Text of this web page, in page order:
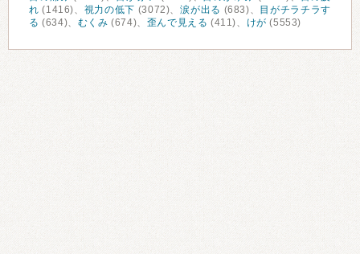
れ (1416)、 視力の低下 (3072)、涙が出る (683)、
目がチラチラす
る (634)、 むくみ (674)、 歪んで見える (411)、 けが (5553)